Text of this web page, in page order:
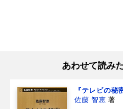
あわせて読み
『テレビの秘
佐藤 智恵 著